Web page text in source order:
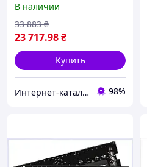
6C75430H2
В наличии
23 717.98₴
33 883 ₴
Купить
Интер​​нет-кат​алог с​​ки​​док "Модна Лавка" 98%